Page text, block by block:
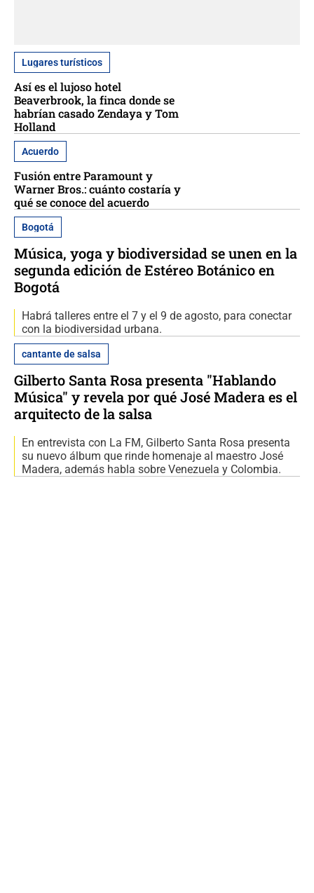
Lugares turísticos
Así es el lujoso hotel
Beaverbrook, la finca donde se
habrían casado Zendaya y Tom
Holland
Acuerdo
Fusión entre Paramount y
Warner Bros.: cuánto costaría y
qué se conoce del acuerdo
Bogotá
Música, yoga y biodiversidad se unen en la
segunda edición de Estéreo Botánico en
Bogotá
Habrá talleres entre el 7 y el 9 de agosto, para conectar
con la biodiversidad urbana.
cantante de salsa
Gilberto Santa Rosa presenta "Hablando
Música" y revela por qué José Madera es el
arquitecto de la salsa
En entrevista con La FM, Gilberto Santa Rosa presenta
su nuevo álbum que rinde homenaje al maestro José
Madera, además habla sobre Venezuela y Colombia.